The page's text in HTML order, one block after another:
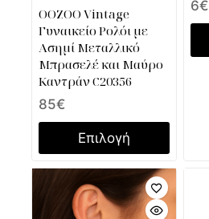
OOZOO Vintage
Γυναικείο Ρολόι με
Ασημί Μεταλλικό
Μπρασελέ και Μαύρο
Καντράν C20356
85€
Επιλογή
6€